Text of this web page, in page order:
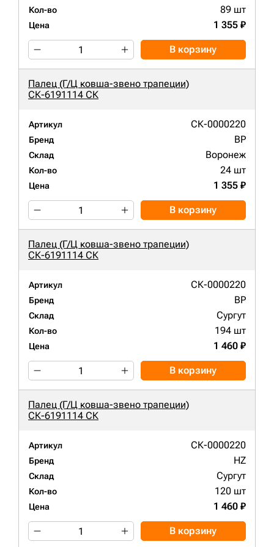
Кол-во 89 шт
Цена 1 355 ₽
В корзину
Палец (Г/Ц ковша-звено трапеции)
СК-6191114 СК
Артикул СК-0000220
Бренд BP
Склад Воронеж
Кол-во 24 шт
Цена 1 355 ₽
В корзину
Палец (Г/Ц ковша-звено трапеции)
СК-6191114 СК
Артикул СК-0000220
Бренд BP
Склад Сургут
Кол-во 194 шт
Цена 1 460 ₽
В корзину
Палец (Г/Ц ковша-звено трапеции)
СК-6191114 СК
Артикул СК-0000220
Бренд HZ
Склад Сургут
Кол-во 120 шт
Цена 1 460 ₽
В корзину